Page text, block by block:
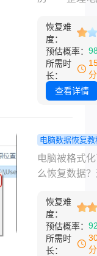
人处理过的
说一遍。覆
示初始化、
化、文件消
仍在、U盘
等常见情况。
几个办法！
的文档或者
片拖进回收
后习惯性地
空回收站”？
惨，格式化
作资料瞬间
说实话，我
踩过这个坑
换新电脑的
我准备把旧
的工作文件
来，结果不
整个D盘给格
恢复难
度：
预估概率：
所需时
长：
查看详情
电脑数据恢复教
小心格式化
么办？真正
几种！
电脑被格式
么恢复数据
到"格式化完
后脑子里冒
一个问题。
手滑点错了
恢复难
度：
预估概率：
所需时
长：